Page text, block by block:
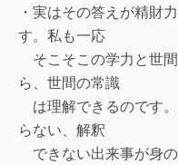
・実はその答えが精財
す。私も一応
そこそこの学力と世
ら、世間の常識
は理解できるのです
らない、解釈
できない出来事が身